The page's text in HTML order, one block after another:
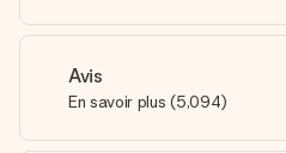
Avis
En savoir plus (5,094)